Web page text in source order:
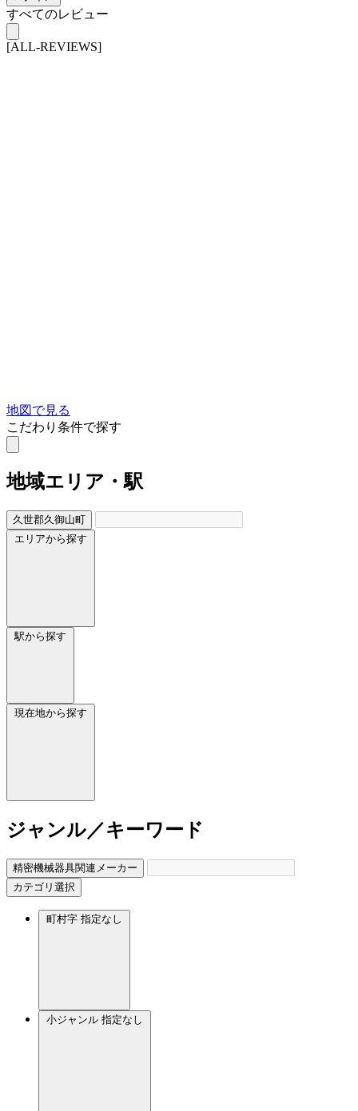
すべてのレビュー
[ALL-REVIEWS]
地図で見る
こだわり条件で探す
地域エリア・駅
久世郡久御山町
エリアから探す
駅から探す
現在地から探す
ジャンル／キーワード
精密機械器具関連メーカー
カテゴリ選択
町村字 指定なし
小ジャンル 指定なし